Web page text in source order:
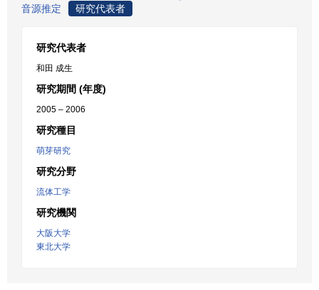
音源推定
研究代表者
研究代表者
和田 成生
研究期間 (年度)
2005 – 2006
研究種目
萌芽研究
研究分野
流体工学
研究機関
大阪大学
東北大学